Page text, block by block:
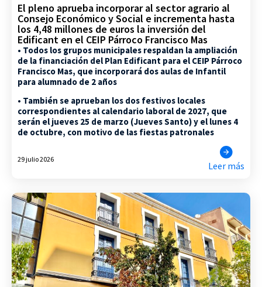
El pleno aprueba incorporar al sector agrario al
Consejo Económico y Social e incrementa hasta
los 4,48 millones de euros la inversión del
Edificant en el CEIP Párroco Francisco Mas
• Todos los grupos municipales respaldan la ampliación
de la financiación del Plan Edificant para el CEIP Párroco
Francisco Mas, que incorporará dos aulas de Infantil
para alumnado de 2 años
• También se aprueban los dos festivos locales
correspondientes al calendario laboral de 2027, que
serán el jueves 25 de marzo (Jueves Santo) y el lunes 4
de octubre, con motivo de las fiestas patronales
29 julio 2026
Leer más